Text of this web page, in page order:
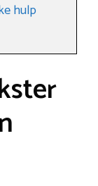
hulp